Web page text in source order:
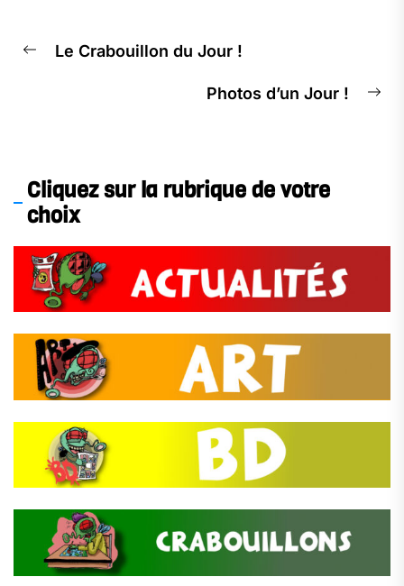
Le Crabouillon du Jour !
Photos d’un Jour !
Cliquez sur la rubrique de votre
choix